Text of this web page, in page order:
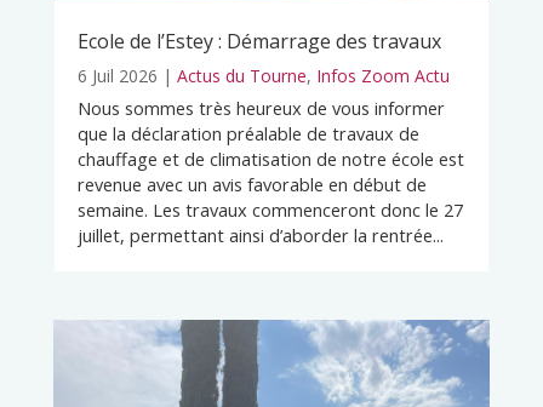
Ecole de l’Estey : Démarrage des travaux
6 Juil 2026 | Actus du Tourne, Infos Zoom Actu
Nous sommes très heureux de vous informer
que la déclaration préalable de travaux de
chauffage et de climatisation de notre école est
revenue avec un avis favorable en début de
semaine. Les travaux commenceront donc le 27
juillet, permettant ainsi d’aborder la rentrée...